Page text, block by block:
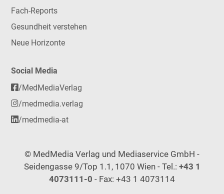
Fach-Reports
Gesundheit verstehen
Neue Horizonte
Social Media
/MedMediaVerlag
/medmedia.verlag
/medmedia-at
© MedMedia Verlag und Mediaservice GmbH -
Seidengasse 9/Top 1.1, 1070 Wien - Tel.: +43 1
4073111-0 - Fax: +43 1 4073114